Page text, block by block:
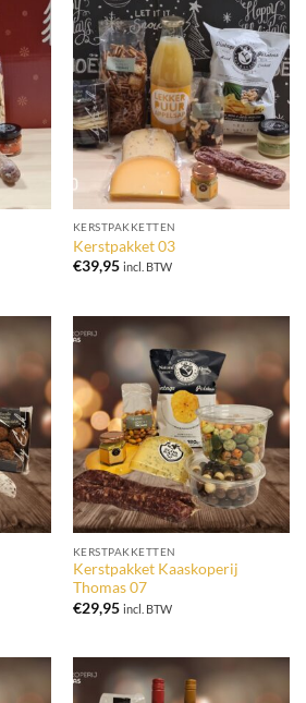
KERSTPAKKETTEN
Kerstpakket 03
€39,95 incl. BTW
KERSTPAKKETTEN
Kerstpakket Kaaskoperij
Thomas 07
€29,95 incl. BTW